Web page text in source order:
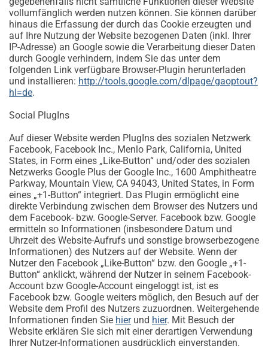
vollumfänglich werden nutzen können. Sie können darüber
hinaus die Erfassung der durch das Cookie erzeugten und
auf Ihre Nutzung der Website bezogenen Daten (inkl. Ihrer
IP-Adresse) an Google sowie die Verarbeitung dieser Daten
durch Google verhindern, indem Sie das unter dem
folgenden Link verfügbare Browser-Plugin herunterladen
und installieren: http://tools.google.com/dlpage/gaoptout?
hl=de.
Social PlugIns
Auf dieser Website werden PlugIns des sozialen Netzwerk
Facebook, Facebook Inc., Menlo Park, California, United
States, in Form eines „Like-Button“ und/oder des sozialen
Netzwerks Google Plus der Google Inc., 1600 Amphitheatre
Parkway, Mountain View, CA 94043, United States, in Form
eines „+1-Button“ integriert. Das Plugin ermöglicht eine
direkte Verbindung zwischen dem Browser des Nutzers und
dem Facebook- bzw. Google-Server. Facebook bzw. Google
ermitteln so Informationen (insbesondere Datum und
Uhrzeit des Website-Aufrufs und sonstige browserbezogene
Informationen) des Nutzers auf der Website. Wenn der
Nutzer den Facebook „Like-Button“ bzw. den Google „+1-
Button“ anklickt, während der Nutzer in seinem Facebook-
Account bzw Google-Account eingeloggt ist, ist es
Facebook bzw. Google weiters möglich, den Besuch auf der
Website dem Profil des Nutzers zuzuordnen. Weitergehende
Informationen finden Sie hierund hier. Mit Besuch der
Website erklären Sie sich mit einer derartigen Verwendung
Ihrer Nutzer-Informationen ausdrücklich einverstanden.